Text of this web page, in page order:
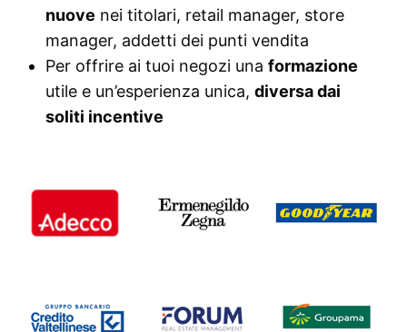
nuove nei titolari, retail manager, store
manager, addetti dei punti vendita
Per offrire ai tuoi negozi una formazione
utile e un’esperienza unica, diversa dai
soliti incentive